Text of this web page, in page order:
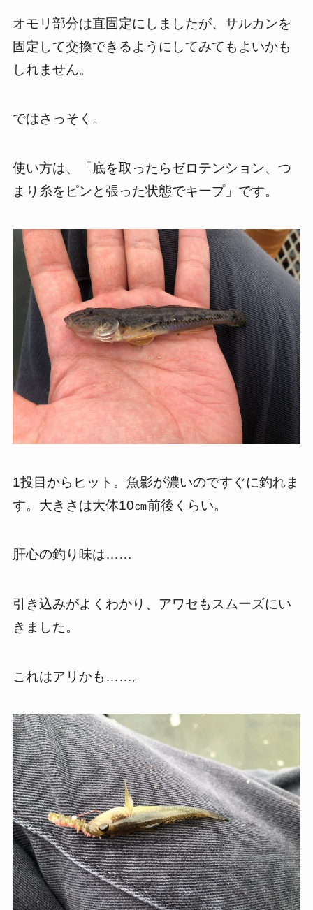
オモリ部分は直固定にしましたが、サルカンを
固定して交換できるようにしてみてもよいかも
しれません。
ではさっそく。
使い方は、「底を取ったらゼロテンション、つ
まり糸をピンと張った状態でキープ」です。
1投目からヒット。魚影が濃いのですぐに釣れま
す。大きさは大体10㎝前後くらい。
肝心の釣り味は……
引き込みがよくわかり、アワセもスムーズにい
きました。
これはアリかも……。